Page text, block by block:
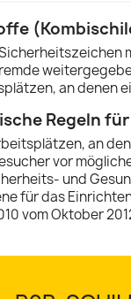
an denen
Regeln
an
vor
und
für das
vom Oktober